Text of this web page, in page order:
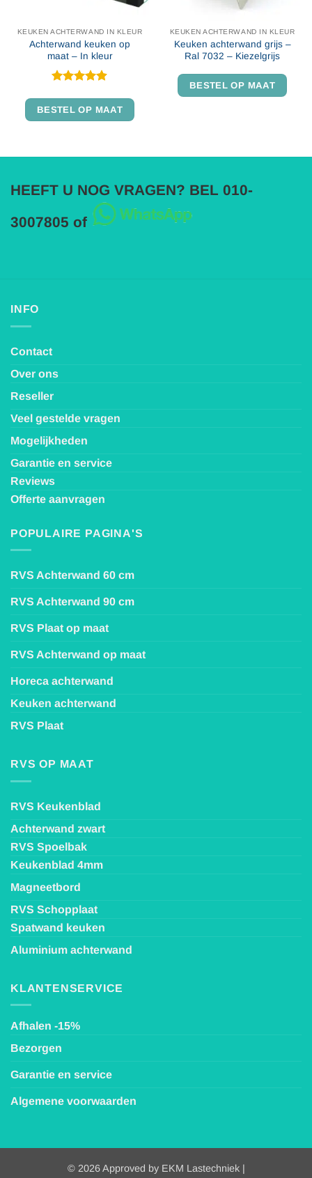
KEUKEN ACHTERWAND IN KLEUR
Achterwand keuken op
maat – In kleur
4.86
uit 5
BESTEL OP MAAT
KEUKEN ACHTERWAND IN KLEUR
Keuken achterwand grijs –
Ral 7032 – Kiezelgrijs
BESTEL OP MAAT
HEEFT U NOG VRAGEN? BEL 010-
3007805 of
INFO
Contact
Over ons
Reseller
Veel gestelde vragen
Mogelijkheden
Garantie en service
Reviews
Offerte aanvragen
POPULAIRE PAGINA'S
RVS Achterwand 60 cm
RVS Achterwand 90 cm
RVS Plaat op maat
RVS Achterwand op maat
Horeca achterwand
Keuken achterwand
RVS Plaat
RVS OP MAAT
RVS Keukenblad
Achterwand zwart
RVS Spoelbak
Keukenblad 4mm
Magneetbord
RVS Schopplaat
Spatwand keuken
Aluminium achterwand
KLANTENSERVICE
Afhalen -15%
Bezorgen
Garantie en service
Algemene voorwaarden
© 2026 Approved by EKM Lastechniek |